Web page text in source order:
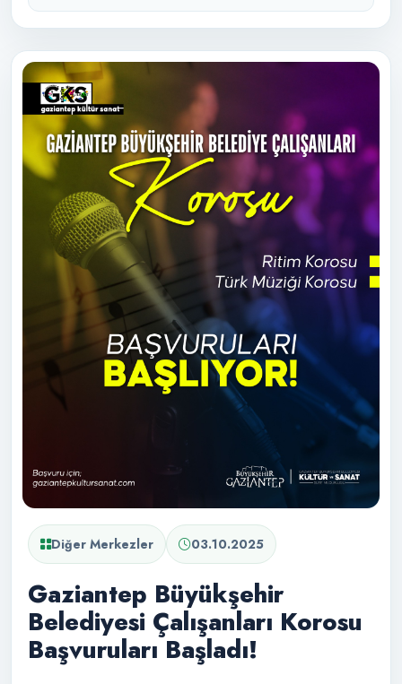
Diğer Merkezler 03.10.2025
Gaziantep Büyükşehir
Belediyesi Çalışanları Korosu
Başvuruları Başladı!